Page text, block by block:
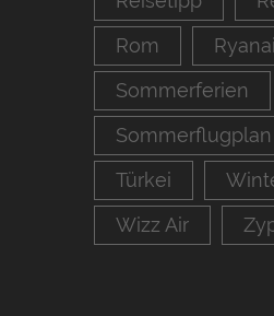
Rom
Sommerferien
Sommerflugplan
Türkei
Wizz Air